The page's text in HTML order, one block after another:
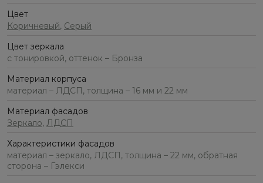
Цвет
Коричневый, Серый
Цвет зеркала
с тонировкой, оттенок – Бронза
Материал корпуса
материал – ЛДСП, толщина – 16 мм и 22 мм
Материал фасадов
Зеркало, ЛДСП
Характеристики фасадов
материал – зеркало, ЛДСП, толщина – 22 мм, обратная
сторона – Гэлекси